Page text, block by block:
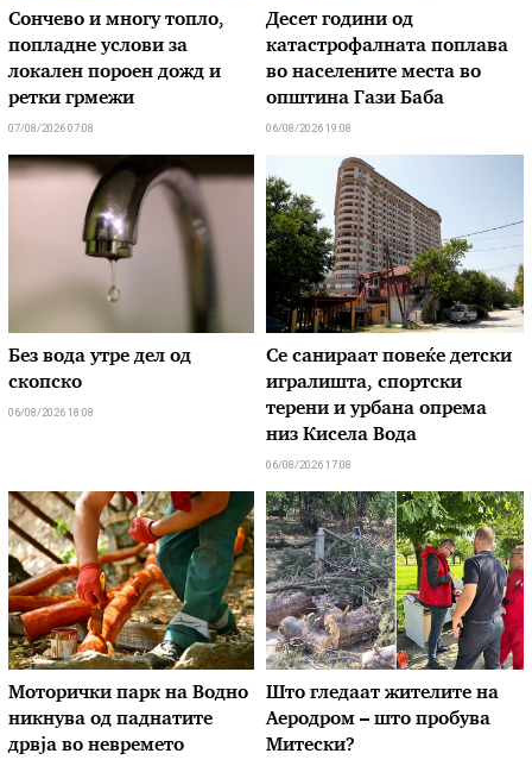
Сончево и многу топло,
попладне услови за
локален пороен дожд и
ретки грмежи
07/08/2026 07:08
Десет години од
катастрофалната поплава
во населените места во
општина Гази Баба
06/08/2026 19:08
Без вода утре дел од
скопско
06/08/2026 18:08
Се санираат повеќе детски
игралишта, спортски
терени и урбана опрема
низ Кисела Вода
06/08/2026 17:08
Моторички парк на Водно
никнува од паднатите
дрвја во невремето
Што гледаат жителите на
Аеродром – што пробува
Митески?